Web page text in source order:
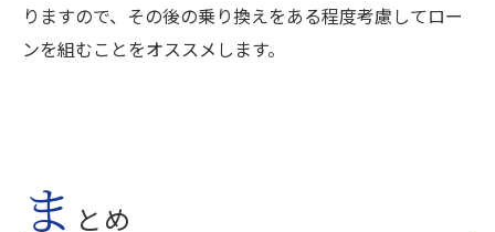
りますので、その後の乗り換えをある程度考慮してロー
ンを組むことをオススメします。
ま とめ